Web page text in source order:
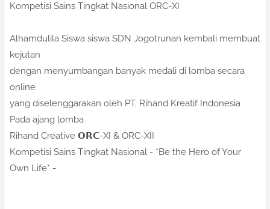
Kompetisi Sains Tingkat Nasional ORC-XI
Alhamdulila Siswa siswa SDN Jogotrunan kembali membuat
kejutan
dengan menyumbangan banyak medali di lomba secara
online
yang diselenggarakan oleh PT. Rihand Kreatif Indonesia
Pada ajang lomba
Rihand Creative 𝗢𝗥𝗖-XI & ORC-XII
Kompetisi Sains Tingkat Nasional - *Be the Hero of Your
Own Life* -